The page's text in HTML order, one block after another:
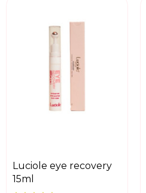
luciole eye recovery
15ml